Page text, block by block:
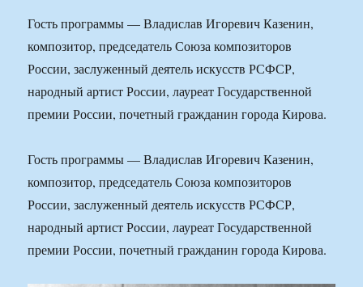
Гость программы — Владислав Игоревич Казенин,
композитор, председатель Союза композиторов
России, заслуженный деятель искусств РСФСР,
народный артист России, лауреат Государственной
премии России, почетный гражданин города Кирова.
Гость программы — Владислав Игоревич Казенин,
композитор, председатель Союза композиторов
России, заслуженный деятель искусств РСФСР,
народный артист России, лауреат Государственной
премии России, почетный гражданин города Кирова.